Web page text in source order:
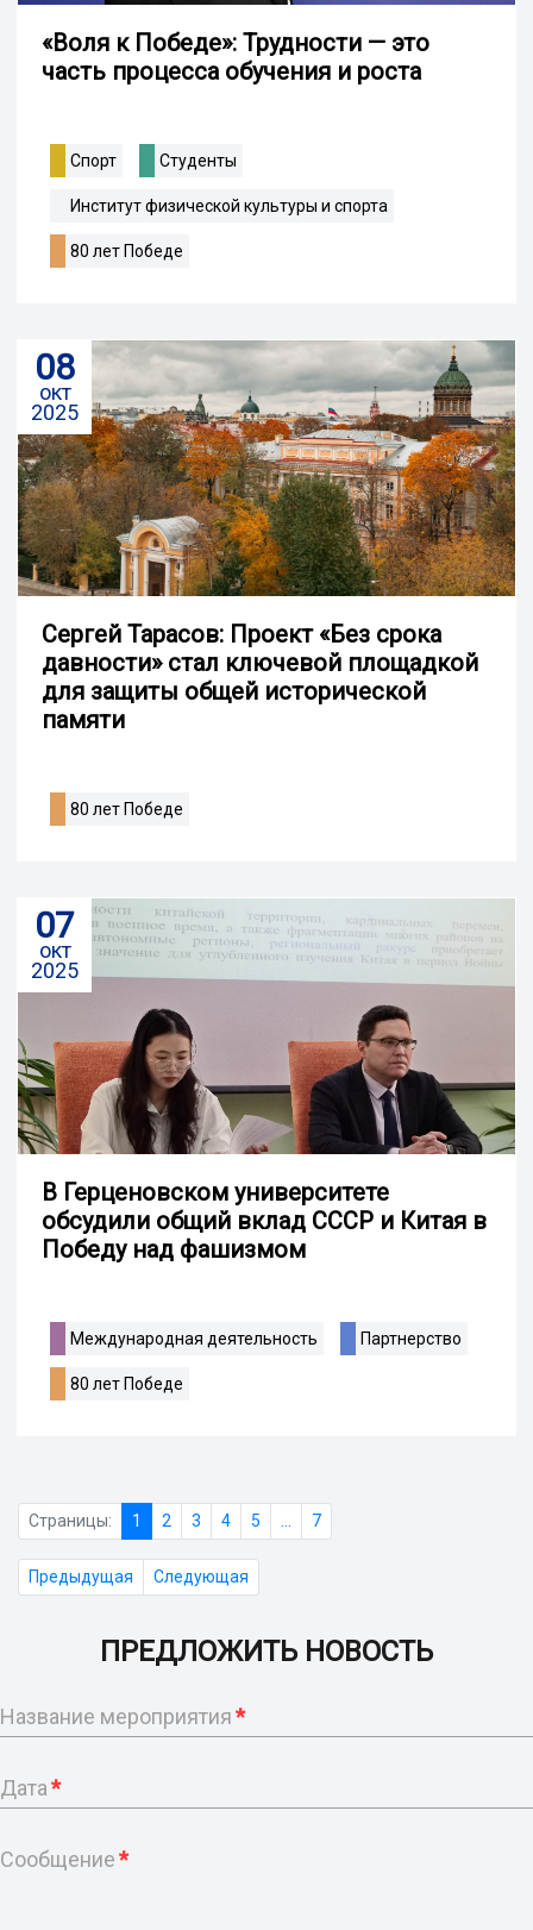
«Воля к Победе»: Трудности — это
часть процесса обучения и роста
Спорт Студенты
Институт физической культуры и спорта
80 лет Победе
08
окт
2025
Сергей Тарасов: Проект «Без срока
давности» стал ключевой площадкой
для защиты общей исторической
памяти
80 лет Победе
07
окт
2025
В Герценовском университете
обсудили общий вклад СССР и Китая в
Победу над фашизмом
Международная деятельность Партнерство
80 лет Победе
Страницы: 1 2 3 4 5 7
Предыдущая Следующая
ПРЕДЛОЖИТЬ НОВОСТЬ
Название мероприятия*
Дата*
Сообщение*